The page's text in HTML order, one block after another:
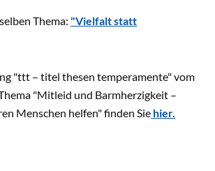
Thema: "Vielfalt statt
"ttt – titel thesen temperamente" vom
"Mitleid und Barmherzigkeit –
Menschen helfen" finden Sie hier.